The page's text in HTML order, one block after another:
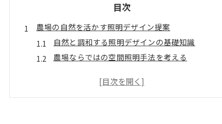
目次
農場の自然を活かす照明デザイン提案
自然と調和する照明デザインの基礎知識
農場ならではの空間照明手法を考える
照明デザインで引き出す農場の温かみ